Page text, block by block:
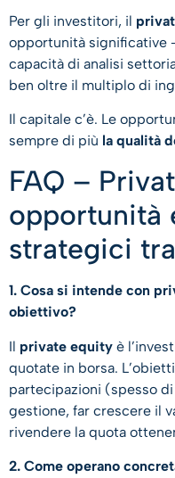
Per gli investitori, il
opportunità significative
capacità di analisi
ben oltre il multiplo di
Il capitale c’è. Le
sempre di più la qualità
FAQ –
opportunità
strategici
1. Cosa si intende con
obiettivo?
Il private equity è
quotate in borsa.
partecipazioni (spesso
gestione, far crescere il
rivendere la quota
2. Come operano